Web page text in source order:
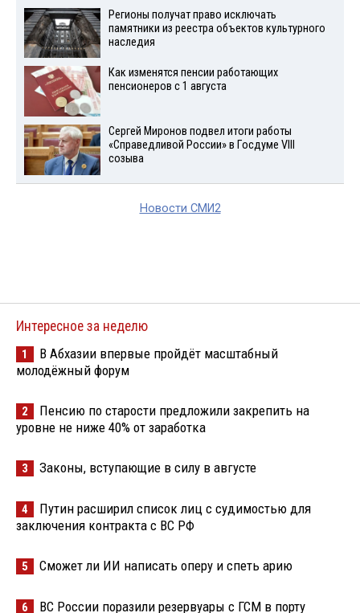
Регионы получат право исключать
памятники из реестра объектов культурного
наследия
Как изменятся пенсии работающих
пенсионеров с 1 августа
Сергей Миронов подвел итоги работы
«Справедливой России» в Госдуме VIII
созыва
Новости СМИ2
Интересное за неделю
1
В Абхазии впервые пройдёт масштабный
молодёжный форум
2
Пенсию по старости предложили закрепить на
уровне не ниже 40% от заработка
3 Законы, вступающие в силу в августе
4
Путин расширил список лиц с судимостью для
заключения контракта с ВС РФ
5 Сможет ли ИИ написать оперу и спеть арию
6
ВС России поразили резервуары с ГСМ в порту